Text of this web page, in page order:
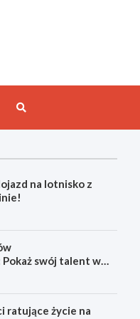
na lotnisko z
swój talent w
ratujące życie na